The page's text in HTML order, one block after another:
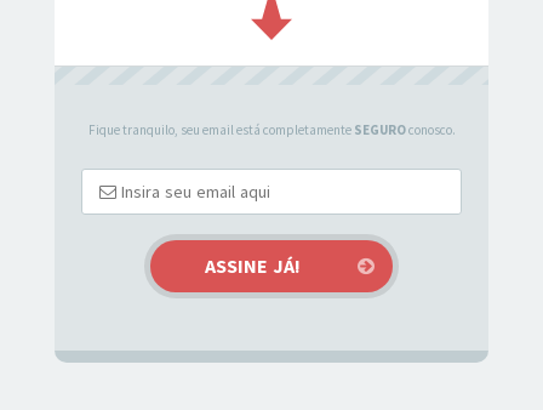
Fique tranquilo, seu email está completamente SEGUROconosco.